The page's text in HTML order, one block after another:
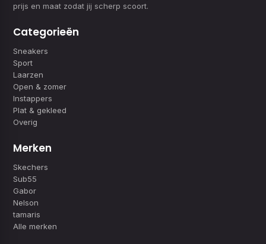
prijs en maat zodat jij scherp scoort.
Categorieën
Sneakers
Sport
Laarzen
Open & zomer
Instappers
Plat & gekleed
Overig
Merken
Skechers
Sub55
Gabor
Nelson
tamaris
Alle merken